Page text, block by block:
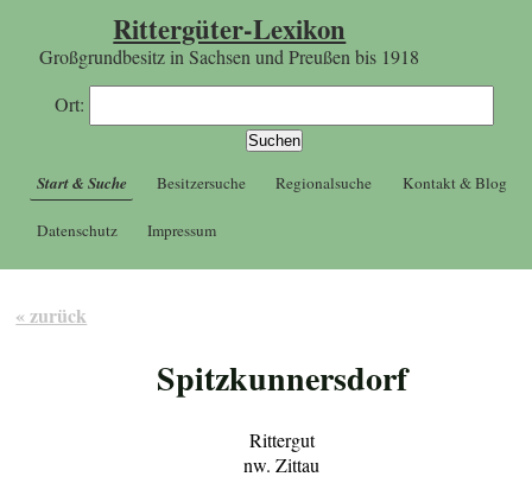
Rittergüter-Lexikon
Großgrundbesitz in Sachsen und Preußen bis 1918
Ort:
Start & Suche Besitzersuche Regionalsuche Kontakt & Blog
Datenschutz Impressum
« zurück
Spitzkunnersdorf
Rittergut
nw. Zittau